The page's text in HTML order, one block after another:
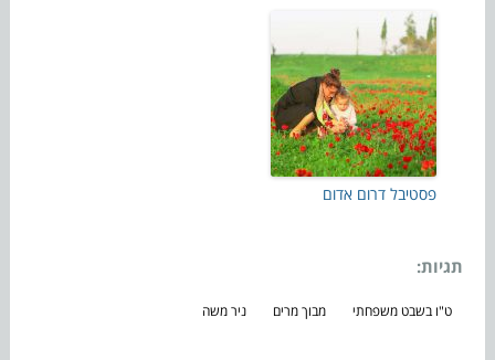
פסטיבל דרום אדום
תגיות:
ט"ו בשבט משפחתי מבוך מרים ניר משה